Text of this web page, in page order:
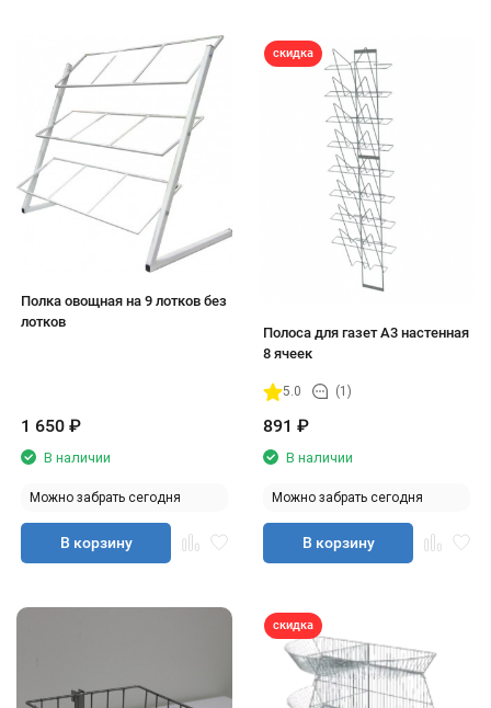
Полка овощная на 9 лотков без
лотков
1 650 ₽
В наличии
Можно забрать сегодня
В корзину
скидка
Полоса для газет А3 настенная
8 ячеек
5.0 (1)
891 ₽
В наличии
Можно забрать сегодня
В корзину
скидка